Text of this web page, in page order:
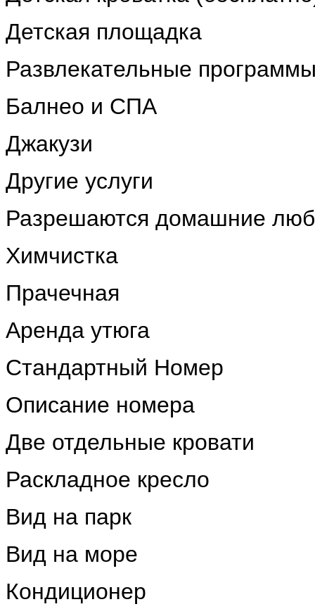
Детская площадка
Развлекательные
Балнео и СПА
Джакузи
Другие услуги
Разрешаются домашние
Химчистка
Прачечная
Аренда утюга
Стандартный Номер
Описание номера
Две отдельные кровати
Раскладное кресло
Вид на парк
Вид на море
Кондиционер